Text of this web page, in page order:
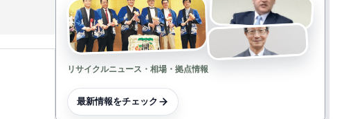
リサイクルニュース・相場・拠点情報
最新情報をチェック